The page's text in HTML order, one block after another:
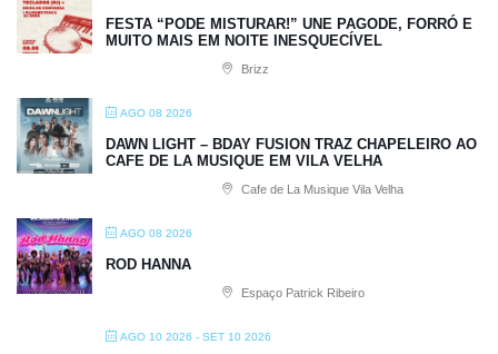
FESTA “PODE MISTURAR!” UNE PAGODE, FORRÓ E
MUITO MAIS EM NOITE INESQUECÍVEL
Brizz
AGO 08 2026
DAWN LIGHT – BDAY FUSION TRAZ CHAPELEIRO AO
CAFE DE LA MUSIQUE EM VILA VELHA
Cafe de La Musique Vila Velha
AGO 08 2026
ROD HANNA
Espaço Patrick Ribeiro
AGO 10 2026 - SET 10 2026